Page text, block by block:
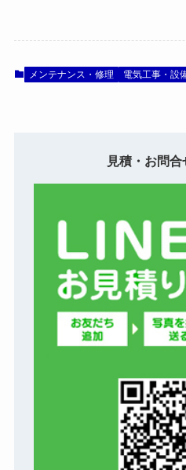
メンテナンス・修理 電気工事・設
見積・お問合